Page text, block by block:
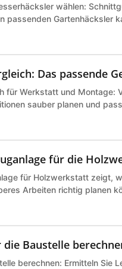
wählen:
passenden Gartenhäcksler
Das passende
für Werkstatt und Montage:
sauber planen und
für die
für Holzwerkstatt zeigt,
Arbeiten richtig planen
Baustelle
berechnen: Ermitteln Sie